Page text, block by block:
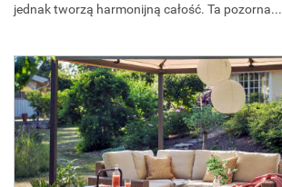
jednak tworzą harmonijną całość. Ta pozorna...